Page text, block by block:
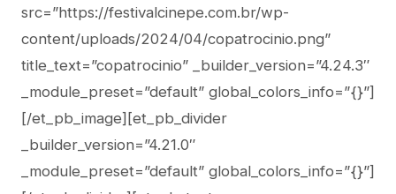
src=”https://festivalcinepe.com.br/wp-
content/uploads/2024/04/copatrocinio.png”
title_text=”copatrocinio” _builder_version=”4.24.3″
_module_preset=”default” global_colors_info=”{}”]
[/et_pb_image][et_pb_divider
_builder_version=”4.21.0″
_module_preset=”default” global_colors_info=”{}”]